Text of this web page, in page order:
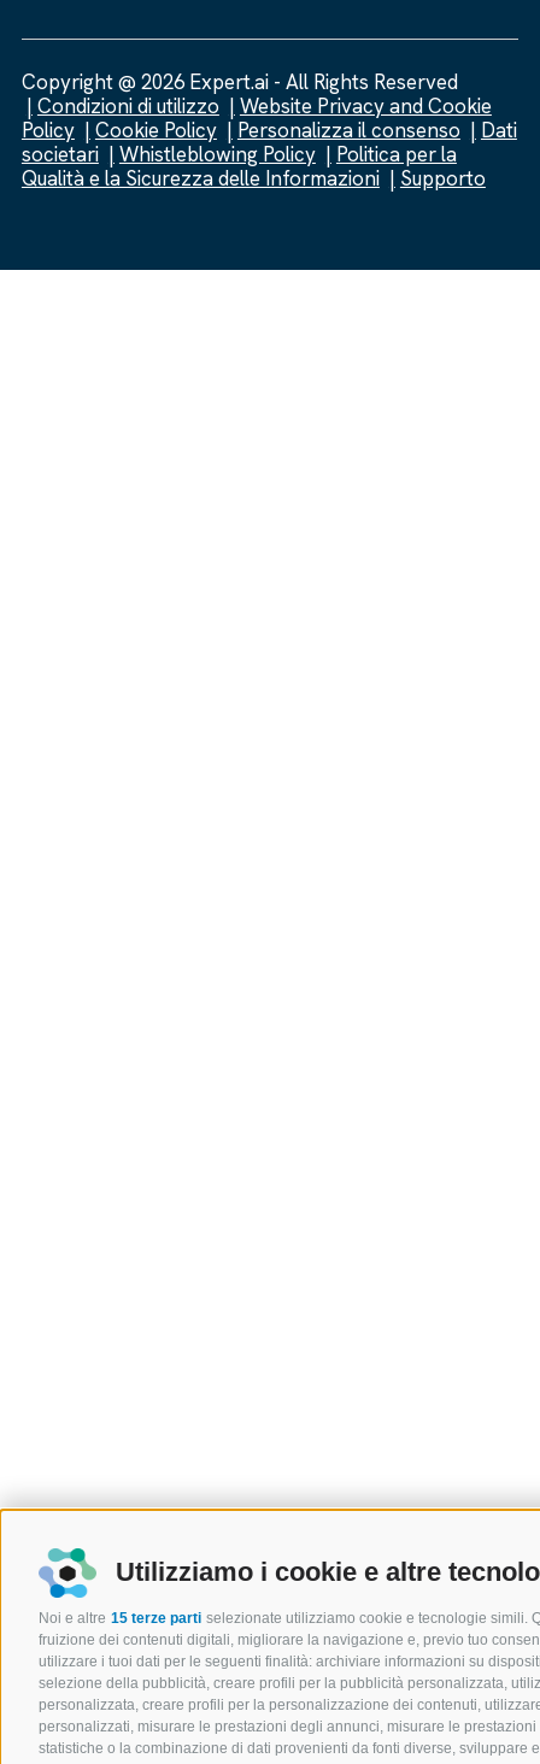
Utilizziamo i cookie e altre
Noi e altre 15 terze parti selezionate utilizziamo cookie e tecnologie simili.
fruizione dei contenuti digitali, migliorare la navigazione e, previo tuo
utilizzare i tuoi dati per le seguenti finalità: archiviare informazioni su
selezione della pubblicità, creare profili per la pubblicità personalizzata,
personalizzata, creare profili per la personalizzazione dei contenuti,
personalizzati, misurare le prestazioni degli annunci, misurare le
statistiche o la combinazione di dati provenienti da fonti diverse, sviluppare
Copyright @ 2026 Expert.ai - All Rights Reserved
Condizioni di utilizzo
Website Privacy and Cookie
Policy
Cookie Policy Personalizza il consenso
Dati
societari
Whistleblowing Policy
Politica per la
Qualità e la Sicurezza delle Informazioni
Supporto